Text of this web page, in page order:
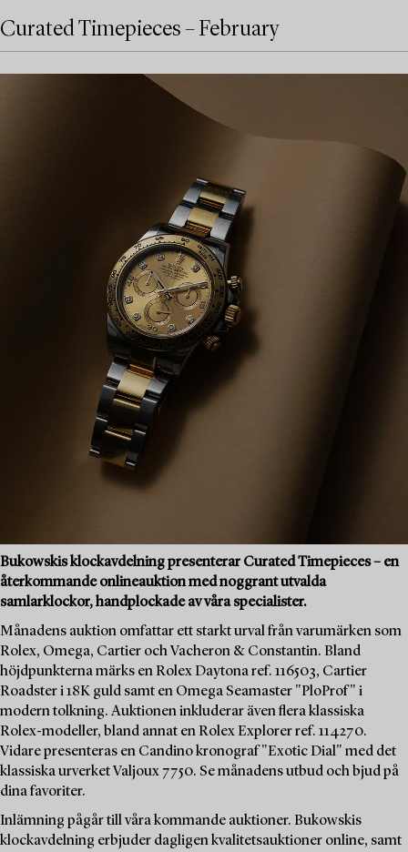
Curated Timepieces – February
Bukowskis klockavdelning presenterar Curated Timepieces – en
återkommande onlineauktion med noggrant utvalda
samlarklockor, handplockade av våra specialister.
Månadens auktion omfattar ett starkt urval från varumärken som
Rolex, Omega, Cartier och Vacheron & Constantin. Bland
höjdpunkterna märks en Rolex Daytona ref. 116503, Cartier
Roadster i 18K guld samt en Omega Seamaster "PloProf" i
modern tolkning. Auktionen inkluderar även flera klassiska
Rolex-modeller, bland annat en Rolex Explorer ref. 114270.
Vidare presenteras en Candino kronograf "Exotic Dial" med det
klassiska urverket Valjoux 7750. Se månadens utbud och bjud på
dina favoriter.
Inlämning pågår till våra kommande auktioner. Bukowskis
klockavdelning erbjuder dagligen kvalitetsauktioner online, samt